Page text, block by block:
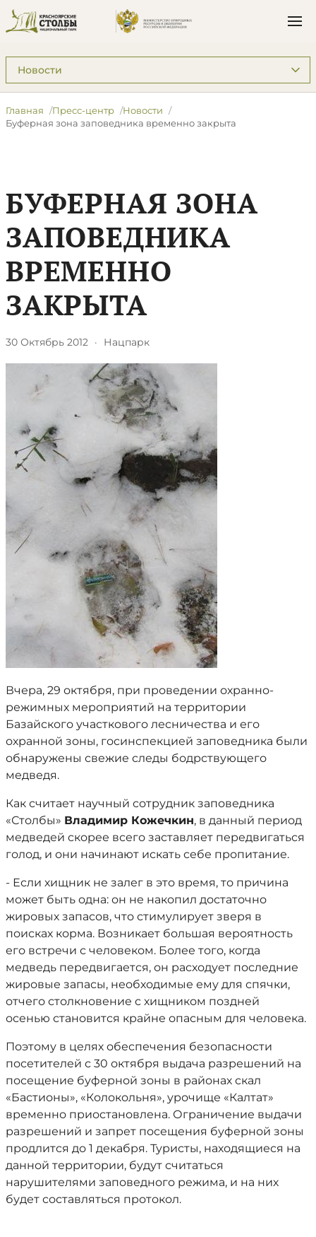
Подразделы: Пресс-центр
Главная Пресс-центр
Новости
Буферная зона заповедника временно закрыта
БУФЕРНАЯ ЗОНА
ЗАПОВЕДНИКА
ВРЕМЕННО
ЗАКРЫТА
30 Октябрь 2012 · Нацпарк
Вчера, 29 октября, при проведении охранно-
режимных мероприятий на территории
Базайского участкового лесничества и его
охранной зоны, госинспекцией заповедника были
обнаружены свежие следы бодрствующего
медведя.
Как считает научный сотрудник заповедника
«Столбы» Владимир Кожечкин, в данный период
медведей скорее всего заставляет передвигаться
голод, и они начинают искать себе пропитание.
- Если хищник не залег в это время, то причина
может быть одна: он не накопил достаточно
жировых запасов, что стимулирует зверя в
поисках корма. Возникает большая вероятность
его встречи с человеком. Более того, когда
медведь передвигается, он расходует последние
жировые запасы, необходимые ему для спячки,
отчего столкновение с хищником поздней
осенью становится крайне опасным для человека.
Поэтому в целях обеспечения безопасности
посетителей с 30 октября выдача разрешений на
посещение буферной зоны в районах скал
«Бастионы», «Колокольня», урочище «Калтат»
временно приостановлена. Ограничение выдачи
разрешений и запрет посещения буферной зоны
продлится до 1 декабря. Туристы, находящиеся на
данной территории, будут считаться
нарушителями заповедного режима, и на них
будет составляться протокол.